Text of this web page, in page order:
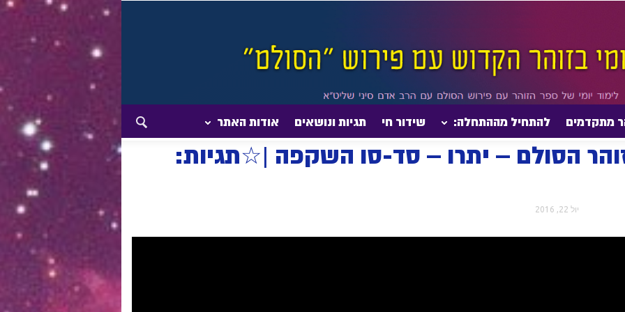
מתקדמים להתחיל מההתחלה: שידור חי תגיות ונושאים אודות האתר בזוהר הסולם – יתרו – סד-סו השקפה |☆תגיות: יראה,...
בזוהר הסולם – יתרו – סד-סו השקפה |☆תגיות:
יול 22, 2016